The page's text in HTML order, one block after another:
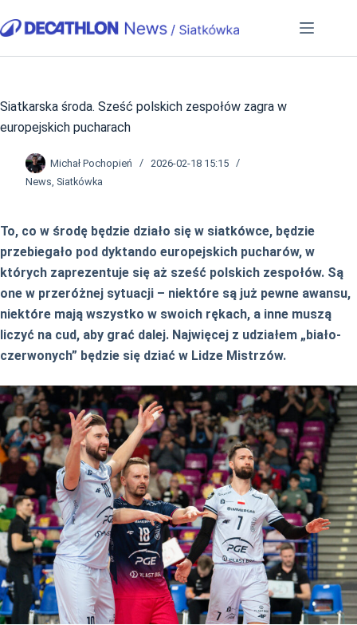
do
Siatkarska środa. Sześć polskich zespołów zagra w
europejskich pucharach
Michał Pochopień
2026-02-18 15:15
News, Siatkówka
To, co w środę będzie działo się w siatkówce, będzie
przebiegało pod dyktando europejskich pucharów, w
których zaprezentuje się aż sześć polskich zespołów. Są
one w przeróżnej sytuacji – niektóre są już pewne awansu,
niektóre mają wszystko w swoich rękach, a inne muszą
liczyć na cud, aby grać dalej. Najwięcej z udziałem „biało-
czerwonych” będzie się dziać w Lidze Mistrzów.